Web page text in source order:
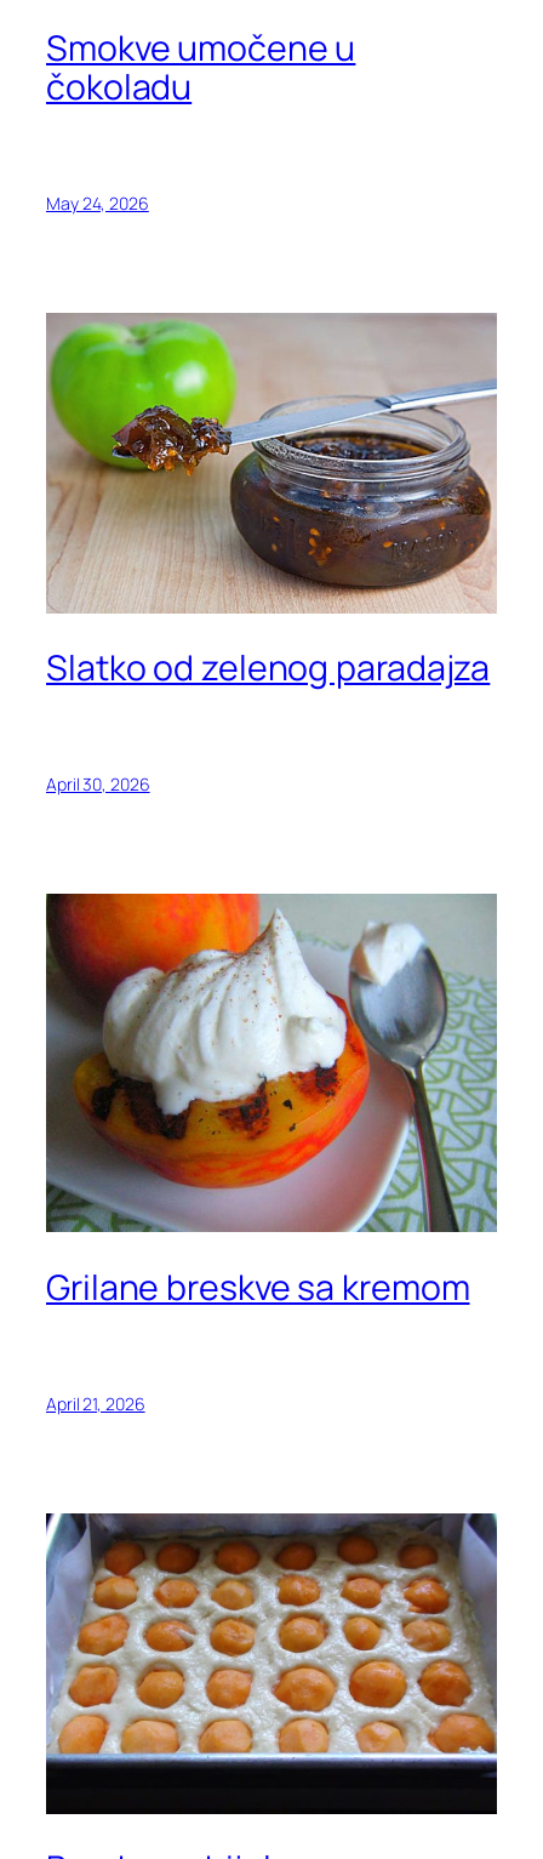
Smokve umočene u
čokoladu
May 24, 2026
Slatko od zelenog paradajza
April 30, 2026
Grilane breskve sa kremom
April 21, 2026